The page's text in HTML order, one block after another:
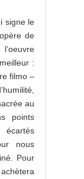
signe le
de
:
filmo –
au
points
nous
Pour